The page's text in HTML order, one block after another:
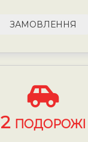
ЗАМОВЛЕННЯ
2 ПОДОРОЖІ